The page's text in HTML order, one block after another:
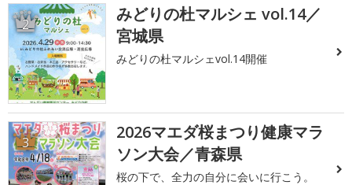
2
みどりの杜マルシェ vol.14／
宮城県
みどりの杜マルシェvol.14開催
3
2026マエダ桜まつり健康マラ
ソン大会／青森県
桜の下で、全力の自分に会いに行こう。